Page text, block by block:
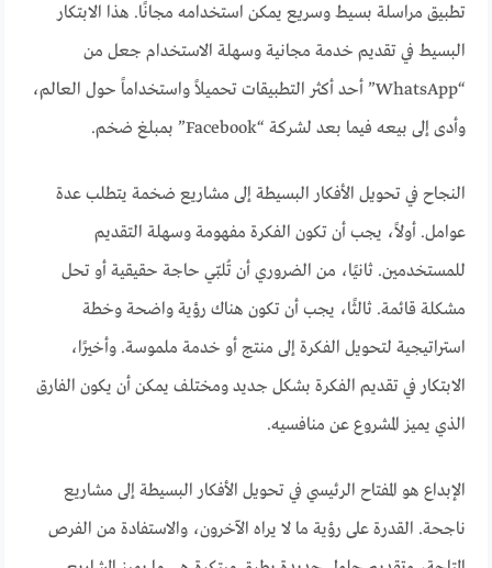
تطبيق مراسلة بسيط وسريع يمكن استخدامه مجانًا. هذا الابتكار
البسيط في تقديم خدمة مجانية وسهلة الاستخدام جعل من
“WhatsApp” أحد أكثر التطبيقات تحميلاً واستخداماً حول العالم،
وأدى إلى بيعه فيما بعد لشركة “Facebook” بمبلغ ضخم.
النجاح في تحويل الأفكار البسيطة إلى مشاريع ضخمة يتطلب عدة
عوامل. أولاً، يجب أن تكون الفكرة مفهومة وسهلة التقديم
للمستخدمين. ثانيًا، من الضروري أن تُلبّي حاجة حقيقية أو تحل
مشكلة قائمة. ثالثًا، يجب أن تكون هناك رؤية واضحة وخطة
استراتيجية لتحويل الفكرة إلى منتج أو خدمة ملموسة. وأخيرًا،
الابتكار في تقديم الفكرة بشكل جديد ومختلف يمكن أن يكون الفارق
الذي يميز المشروع عن منافسيه.
الإبداع هو المفتاح الرئيسي في تحويل الأفكار البسيطة إلى مشاريع
ناجحة. القدرة على رؤية ما لا يراه الآخرون، والاستفادة من الفرص